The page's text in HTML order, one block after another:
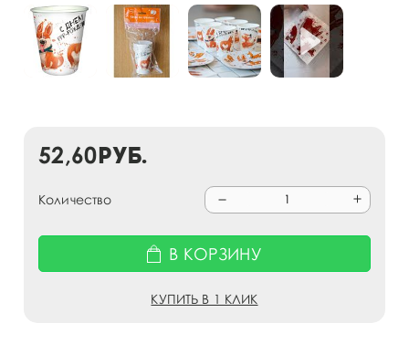
52,60руб.
Количество
В КОРЗИНУ
КУПИТЬ В 1 КЛИК